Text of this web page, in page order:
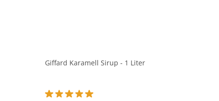
Giffard Karamell Sirup - 1 Liter